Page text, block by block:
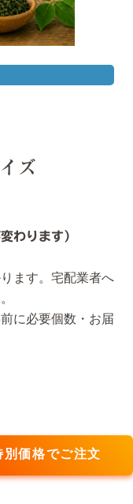
ズ
わります）
ます。宅配業者へ
に必要個数・お届
別価格でご注文